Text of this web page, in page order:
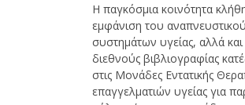
Η παγκόσμια κοινότητα
εμφάνιση του
συστημάτων υγείας, αλλά
διεθνούς βιβλιογραφίας
στις Μονάδες Εντατικής
επαγγελματιών υγείας για